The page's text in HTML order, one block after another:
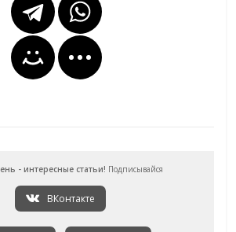
- интересные статьи! Подписывайся
ВКонтакте